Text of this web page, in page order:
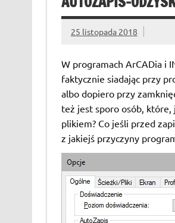
25 listopada 2018
W programach ArCADia i
faktycznie siadając przy
albo dopiero przy
też jest sporo osób, które,
plikiem? Co jeśli przed
z jakiejś przyczyny